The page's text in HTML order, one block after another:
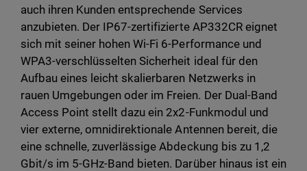
auch ihren Kunden entsprechende Services
anzubieten. Der IP67-zertifizierte AP332CR eignet
sich mit seiner hohen Wi-Fi 6-Performance und
WPA3-verschlüsselten Sicherheit ideal für den
Aufbau eines leicht skalierbaren Netzwerks in
rauen Umgebungen oder im Freien. Der Dual-Band
Access Point stellt dazu ein 2x2-Funkmodul und
vier externe, omnidirektionale Antennen bereit, die
eine schnelle, zuverlässige Abdeckung bis zu 1,2
Gbit/s im 5-GHz-Band bieten. Darüber hinaus ist ein